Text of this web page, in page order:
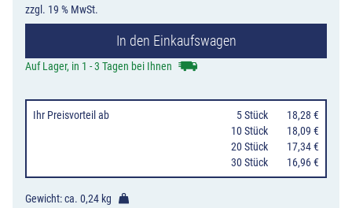
zzgl. 19 % MwSt.
tagesleuchtend
In den Einkaufswagen
Auf Lager, in 1 - 3 Tagen bei Ihnen
Ihr Preisvorteil ab 5 Stück
18,28 €
10 Stück
18,09 €
20 Stück
17,34 €
30 Stück
16,96 €
Gewicht: ca. 0,24 kg